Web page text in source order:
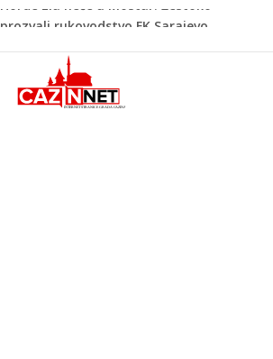
Na Ahiret preselila Rekić (Balić) Asima
prema kućama, dva helikoptera gase
NESLUŽBENO: U Bosanskoj Krupi jutros